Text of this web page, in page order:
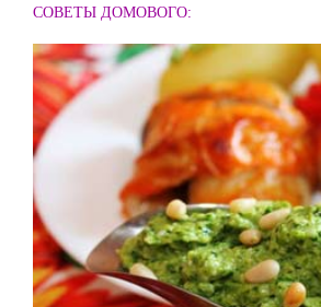
СОВЕТЫ ДОМОВОГО: